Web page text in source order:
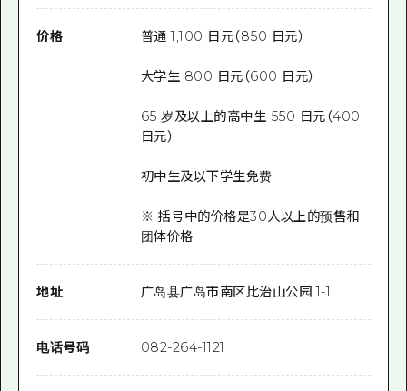
价格 普通 1,100 日元（850 日元）
大学生 800 日元（600 日元）
65 岁及以上的高中生 550 日元（400
日元）
初中生及以下学生免费
※ 括号中的价格是30人以上的预售和
团体价格
地址 广岛县广岛市南区比治山公园 1-1
电话号码 082-264-1121